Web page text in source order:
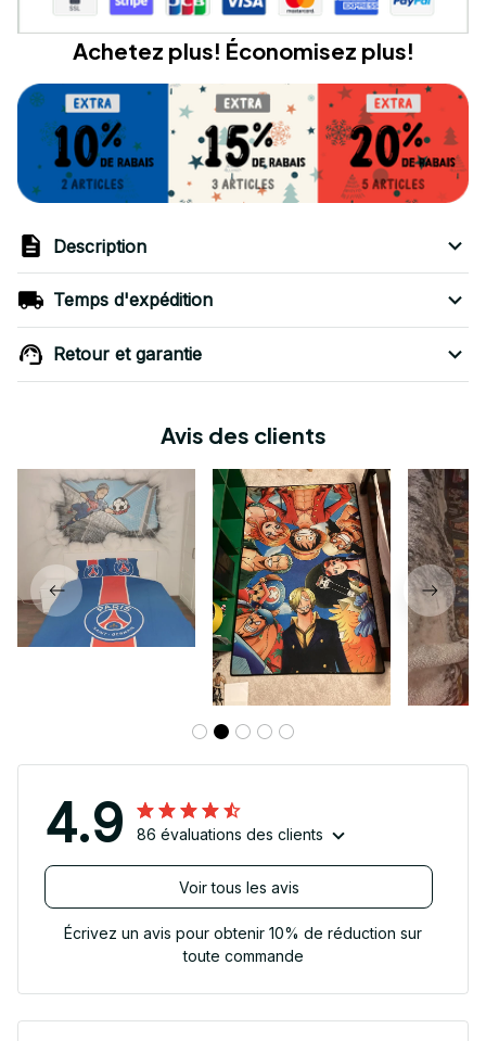
Achetez plus! Économisez plus!
Description
Temps d'expédition
Retour et garantie
Avis des clients
4.9 86 évaluations des clients
Voir tous les avis
Écrivez un avis pour obtenir 10% de réduction sur
toute commande